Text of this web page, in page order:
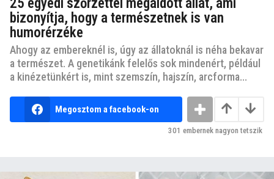
bizonyítja, hogy a természetnek is van
humorérzéke
Ahogy az embereknél is, úgy az állatoknál is néha bekavar
a természet. A genetikánk felelős sok mindenért, például
a kinézetünkért is, mint szemszín, hajszín, arcforma...
Megosztom a facebook-on
301 embernek nagyon tetszik